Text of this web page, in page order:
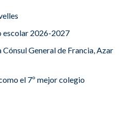
escolar 2026-2027
General de Francia, Azar
el 7º mejor colegio